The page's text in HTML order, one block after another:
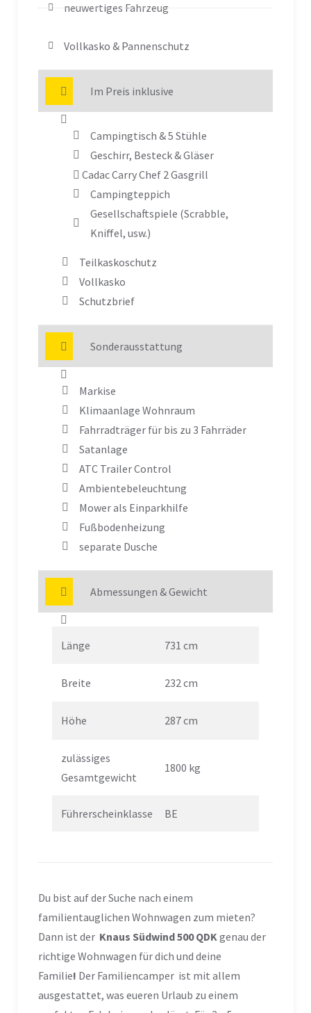
neuwertiges Fahrzeug​
Vollkasko & Pannenschutz​
Im Preis inklusive
Campingtisch & 5 Stühle
Geschirr, Besteck & Gläser
Cadac Carry Chef 2 Gasgrill
Campingteppich
Gesellschaftspiele (Scrabble,
Kniffel, usw.)
Teilkaskoschutz
Vollkasko
Schutzbrief
Sonderausstattung
Markise
Klimaanlage Wohnraum
Fahrradträger für bis zu 3 Fahrräder
Satanlage
ATC Trailer Control
Ambientebeleuchtung
Mower als Einparkhilfe
Fußbodenheizung
separate Dusche
Abmessungen & Gewicht
Länge 731 cm
Breite 232 cm
Höhe 287 cm
zulässiges
Gesamtgewicht
1800 kg
Führerscheinklasse BE
Du bist auf der Suche nach einem
familientauglichen Wohnwagen zum mieten?
Dann ist der Knaus Südwind 500 QDKgenau der
richtige Wohnwagen für dich und deine
Familie! Der Familiencamper ist mit allem
ausgestattet, was eueren Urlaub zu einem